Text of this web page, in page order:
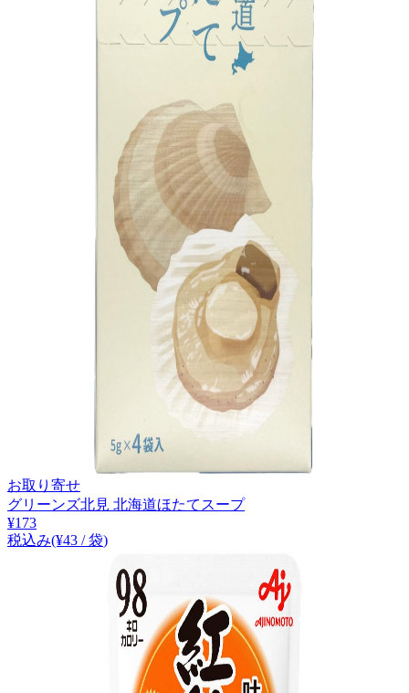
お取り寄せ
グリーンズ北見 北海道ほたてスープ
¥173
税込み(¥43 / 袋)